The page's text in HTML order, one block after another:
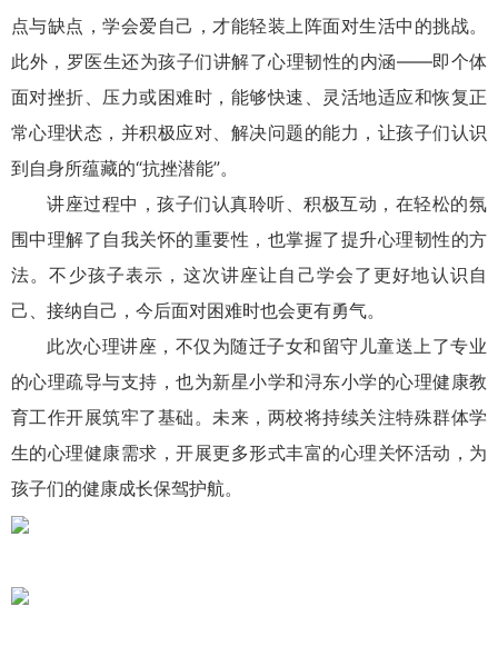
点与缺点，学会爱自己，才能轻装上阵面对生活中的挑战。
此外，罗医生还为孩子们讲解了心理韧性的内涵——即个体
面对挫折、压力或困难时，能够快速、灵活地适应和恢复正
常心理状态，并积极应对、解决问题的能力，让孩子们认识
到自身所蕴藏的“抗挫潜能”。
讲座过程中，孩子们认真聆听、积极互动，在轻松的氛
围中理解了自我关怀的重要性，也掌握了提升心理韧性的方
法。不少孩子表示，这次讲座让自己学会了更好地认识自
己、接纳自己，今后面对困难时也会更有勇气。
此次心理讲座，不仅为随迁子女和留守儿童送上了专业
的心理疏导与支持，也为新星小学和浔东小学的心理健康教
育工作开展筑牢了基础。未来，两校将持续关注特殊群体学
生的心理健康需求，开展更多形式丰富的心理关怀活动，为
孩子们的健康成长保驾护航。